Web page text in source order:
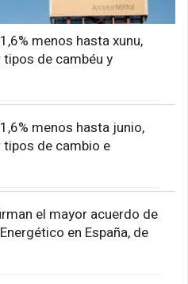
menos hasta xunu,
de cambéu y
menos hasta junio,
de cambio e
el mayor acuerdo de
en España, de